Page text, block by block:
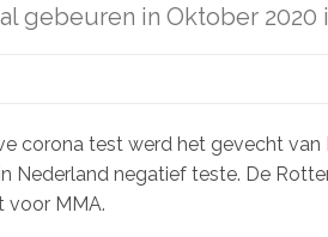
gebeuren in Oktober 2020
corona test werd het gevecht van
Nederland negatief teste. De
voor MMA.